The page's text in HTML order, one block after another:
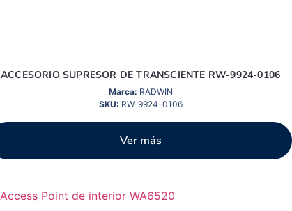
ACCESORIO SUPRESOR DE TRANSCIENTE RW-9924-0106
Marca: RADWIN
SKU: RW-9924-0106
Ver más